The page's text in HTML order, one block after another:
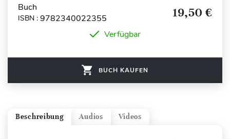
Buch
ISBN : 9782340022355 19,50 €
Verfügbar
BUCH KAUFEN
Videos
Audios
Beschreibung